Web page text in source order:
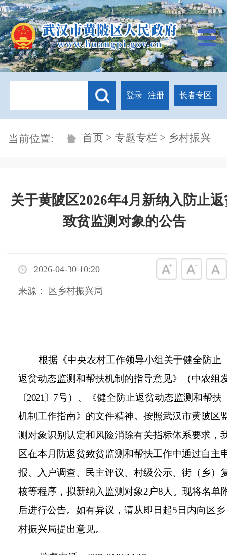
登录 | 注册 长者专区
当前位置: 首页 > 专题专栏 > 乡村振兴
关于黄陂区2026年4月新纳入防止
致贫监测对象的公告
2026-04-30 10:20
来源： 区乡村振兴局
根据《中央农村工作领导小组关于健全防止
返贫动态监测和帮扶机制的指导意见》（中农组
〔2021〕 7号）、《健全防止返贫动态监测和帮扶
机制工作指南》的文件精神。 按照武汉市黄陂区
测对象识别认定和风险消除有关指标体系要求，
区在本月防返贫致贫监测和帮扶工作中通过自主
报、入户调查、民主评议、村级公示、街（乡）
核等程序，拟新纳入监测对象2户8人。现将名单
后进行公告。如有异议，请从即日起5日内向区乡
村振兴局提出意见。